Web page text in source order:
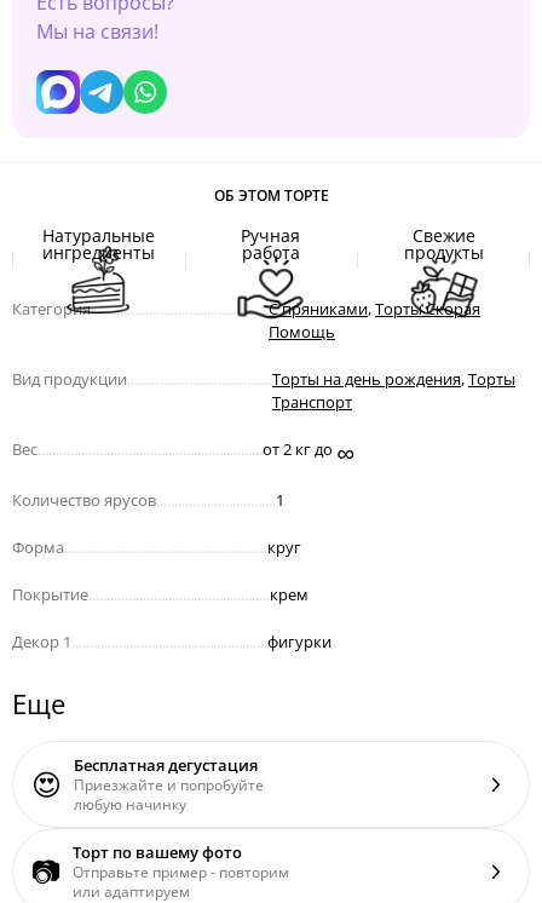
Мы на связи!
ОБ ЭТОМ ТОРТЕ
Натуральные
ингредиенты
Ручная
работа
Свежие
продукты
Категория.................................................С пряниками,Торты Скорая
Помощь
Вид продукции Торты на день рождения,Торты
Транспорт
Вес от 2 кг до ∞
Количество ярусов 1
Форма круг
Покрытие крем
Декор 1 фигурки
Еще
😍 Бесплатная дегустация
Приезжайте и попробуйте
любую начинку
📷 Торт по вашему фото
Отправьте пример - повторим
или адаптируем